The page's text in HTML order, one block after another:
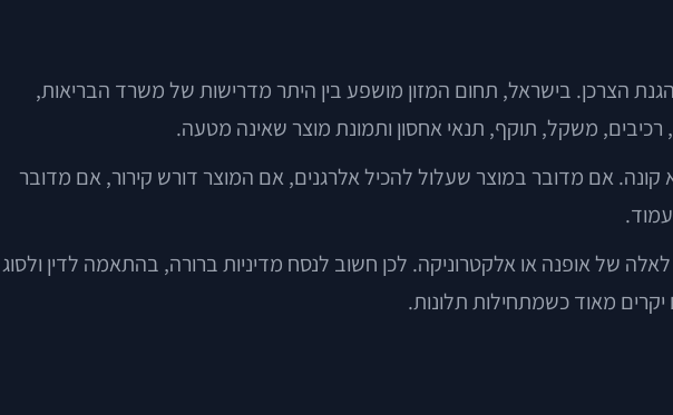
הצרכן. בישראל, תחום המזון מושפע בין היתר מדרישות של משרד הבריאות,
רכיבים, משקל, תוקף, תנאי אחסון ותמונת מוצר שאינה מטעה.
קונה. אם מדובר במוצר שעלול להכיל אלרגנים, אם המוצר דורש קירור, אם מדובר
של אופנה או אלקטרוניקה. לכן חשוב לנסח מדיניות ברורה, בהתאמה לדין ולסוג
מאוד כשמתחילות תלונות.